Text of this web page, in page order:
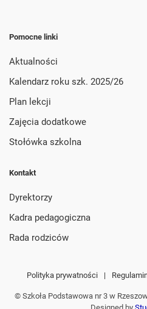
Pomocne linki
Aktualności
Kalendarz roku szk. 2025/26
Plan lekcji
Zajęcia dodatkowe
Stołówka szkolna
Kontakt
Dyrektorzy
Kadra pedagogiczna
Rada rodziców
Polityka prywatności |
© Szkoła Podstawowa nr 3 w